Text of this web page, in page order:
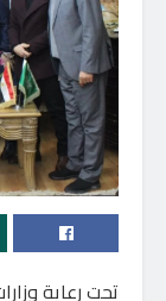
تحت رعاية